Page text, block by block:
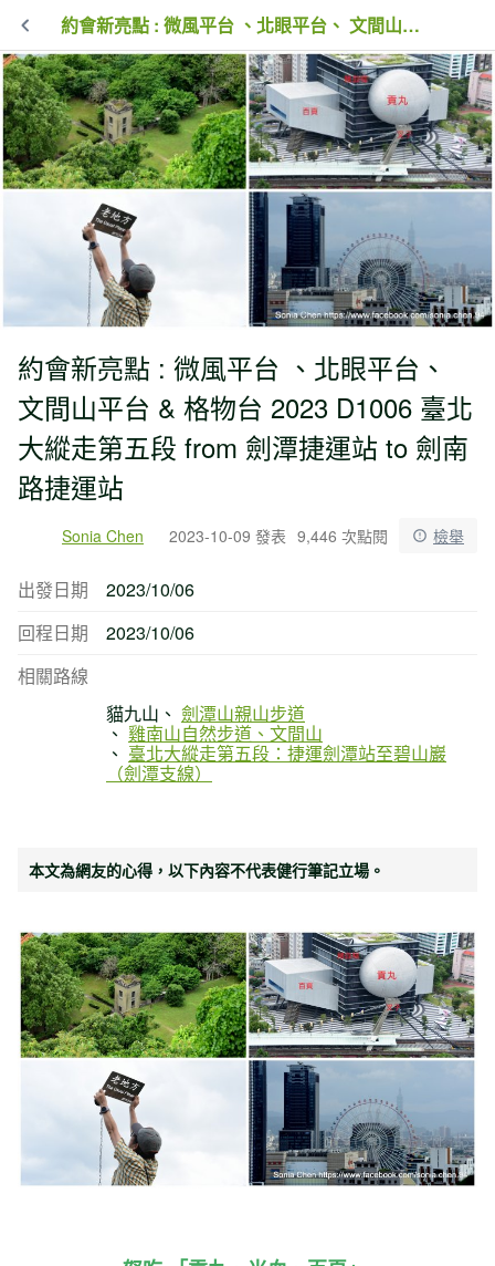
約會新亮點 : 微風平台 、北眼平台、 文間山平台 & 格物台 2023 D1006 臺北大縱走第五段 from 劍潭捷運站 to 劍南路捷運站
約會新亮點 : 微風平台 、北眼平台、
文間山平台 & 格物台 2023 D1006 臺北
大縱走第五段 from 劍潭捷運站 to 劍南
路捷運站
Sonia Chen 2023-10-09 發表 9,446 次點閱 檢舉
出發日期
2023/10/06
回程日期
2023/10/06
相關路線
貓九山
劍潭山親山步道
雞南山自然步道、文間山
臺北大縱走第五段：捷運劍潭站至碧山巖
（劍潭支線）
本文為網友的心得，以下內容不代表健行筆記立場。